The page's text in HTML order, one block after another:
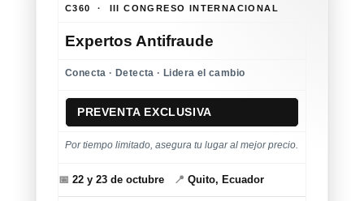
C360 · III CONGRESO INTERNACIONAL
Expertos Antifraude
Conecta · Detecta · Lidera el cambio
PREVENTA EXCLUSIVA
Por tiempo limitado, asegura tu lugar al mejor precio.
📅 22 y 23 de octubre 📍 Quito, Ecuador